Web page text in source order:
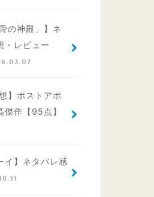
の神殿」】ネ
・レビュー
】ポストアポ
傑作【95点】
イ】ネタバレ感